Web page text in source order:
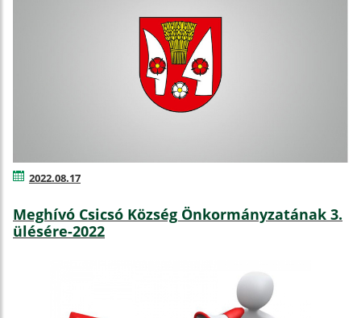
2022.08.17
Meghívó Csicsó Község Önkormányzatának 3.
ülésére-2022